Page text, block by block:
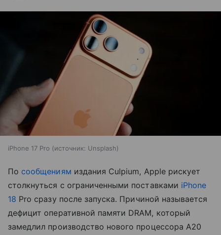
iPhone 17 Pro источник: Unsplash
По сообщениям издания Culpium, Apple рискует
столкнуться с ограниченными поставками iPhone
18 Pro сразу после запуска. Причиной называется
дефицит оперативной памяти DRAM, который
замедлил производство нового процессора A20